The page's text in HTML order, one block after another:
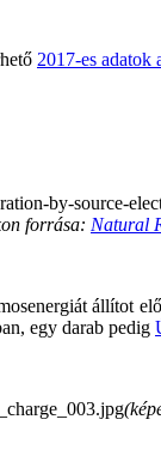
2017-es adatok
forrása: Natural
állítot
egy darab pedig